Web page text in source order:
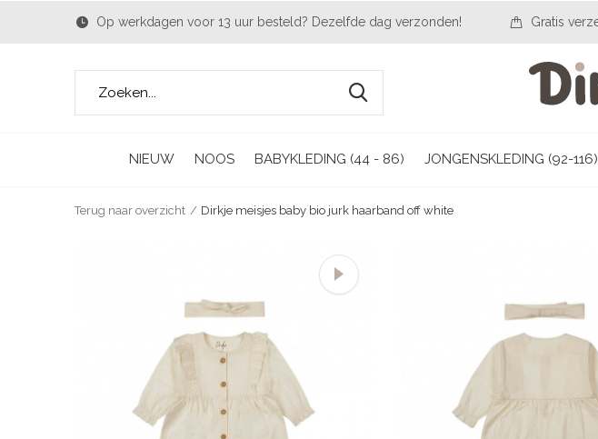
NIEUW NOOS BABYKLEDING (44 - 86) JONGENSKLEDING (92-116)
Op werkdagen voor 13 uur besteld? Dezelfde dag verzonden! Gratis
Terug naar overzicht Dirkje meisjes baby bio jurk haarband off white